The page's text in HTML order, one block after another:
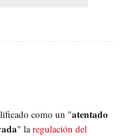
como un "atentado
" laregulación del